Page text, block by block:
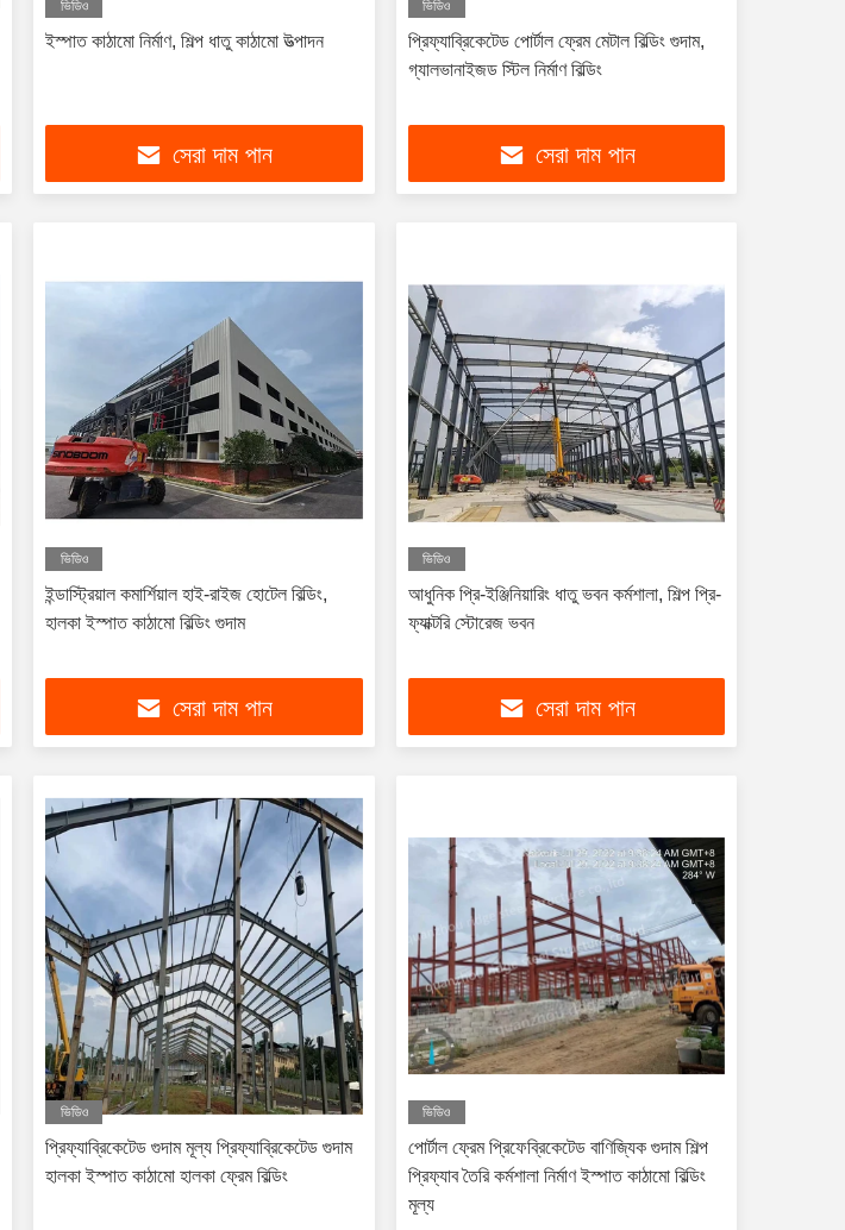
ভিডিও
ইস্পাত কাঠামো নির্মাণ, শিল্প ধাতু কাঠামো উত্পাদন
সেরা দাম পান
ভিডিও
প্রিফ্যাব্রিকেটেড পোর্টাল ফ্রেম মেটাল বিল্ডিং গুদাম,
গ্যালভানাইজড স্টিল নির্মাণ বিল্ডিং
সেরা দাম পান
ভিডিও
ইন্ডাস্ট্রিয়াল কমার্শিয়াল হাই-রাইজ হোটেল বিল্ডিং,
হালকা ইস্পাত কাঠামো বিল্ডিং গুদাম
সেরা দাম পান
ভিডিও
আধুনিক প্রি-ইঞ্জিনিয়ারিং ধাতু ভবন কর্মশালা, শিল্প প্রি-
ফ্যাক্টরি স্টোরেজ ভবন
সেরা দাম পান
ভিডিও
প্রিফ্যাব্রিকেটেড গুদাম মূল্য প্রিফ্যাব্রিকেটেড গুদাম
হালকা ইস্পাত কাঠামো হালকা ফ্রেম বিল্ডিং
ভিডিও
পোর্টাল ফ্রেম প্রিফেব্রিকেটেড বাণিজ্যিক গুদাম শিল্প
প্রিফ্যাব তৈরি কর্মশালা নির্মাণ ইস্পাত কাঠামো বিল্ডিং
মূল্য